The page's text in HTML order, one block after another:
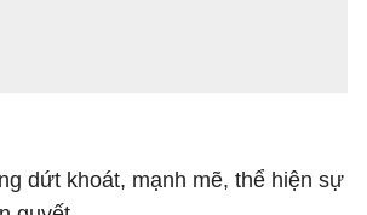
dứt khoát, mạnh mẽ, thể hiện sự